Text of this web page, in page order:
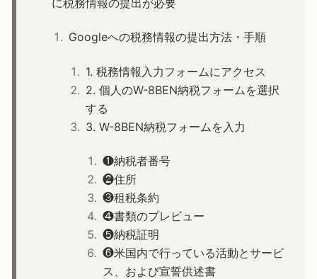
Googleへの税務情報の提出方法・手順
1. 税務情報入力フォームにアクセス
2. 個人のW-8BEN納税フォームを選択
する
3. W-8BEN納税フォームを入力
❶納税者番号
❷住所
❸租税条約
❹書類のプレビュー
❺納税証明
❻米国内で行っている活動とサービ
ス、および宣誓供述書